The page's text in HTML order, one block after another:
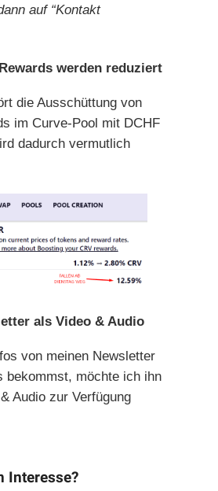
auf “Kontakt
werden reduziert
die Ausschüttung von
im Curve-Pool mit DCHF
dadurch vermutlich
als Video & Audio
von meinen Newsletter
bekommst, möchte ich ihn
Audio zur Verfügung
Interesse?